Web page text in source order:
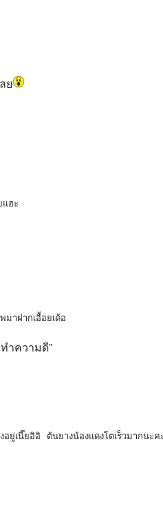
ย
แฮะ
มาฝากเอื้อยเด้อ
ำความดี"
ยู่เนี๊ยอิอิ ต้นยางน้องแดงโตเร็วมากนะค